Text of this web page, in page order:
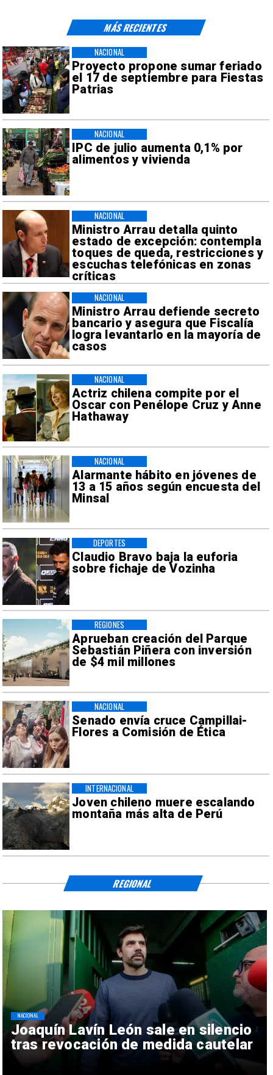
Proyecto propone sumar feriado
el 17 de septiembre para Fiestas
Patrias
NACIONAL
IPC de julio aumenta 0,1% por
alimentos y vivienda
NACIONAL
Ministro Arrau detalla quinto
estado de excepción: contempla
toques de queda, restricciones y
escuchas telefónicas en zonas
críticas
NACIONAL
Ministro Arrau defiende secreto
bancario y asegura que Fiscalía
logra levantarlo en la mayoría de
casos
NACIONAL
Actriz chilena compite por el
Oscar con Penélope Cruz y Anne
Hathaway
NACIONAL
Alarmante hábito en jóvenes de
13 a 15 años según encuesta del
Minsal
NACIONAL
Claudio Bravo baja la euforia
sobre fichaje de Vozinha
DEPORTES
Aprueban creación del Parque
Sebastián Piñera con inversión
de $4 mil millones
REGIONES
Senado envía cruce Campillai-
Flores a Comisión de Ética
NACIONAL
Joven chileno muere escalando
montaña más alta de Perú
INTERNACIONAL
MÁS RECIENTES
Joaquín Lavín León sale en silencio
tras revocación de medida cautelar
NACIONAL
REGIONAL